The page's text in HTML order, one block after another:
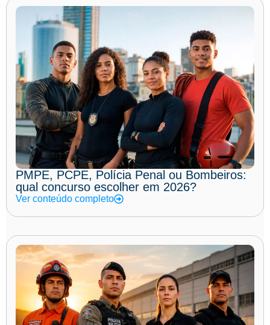
PMPE, PCPE, Polícia Penal ou Bombeiros:
qual concurso escolher em 2026?
Ver conteúdo completo